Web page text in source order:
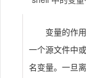
变量的作
一个源文件中
名变量。一旦